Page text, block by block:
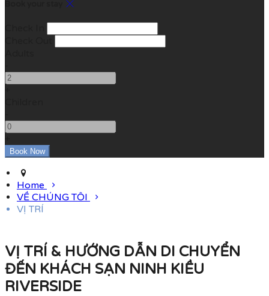
Home
VỀ CHÚNG TÔI
VỊ TRÍ
VỊ TRÍ & HƯỚNG DẪN DI CHUYỂN
ĐẾN KHÁCH SẠN NINH KIỀU
RIVERSIDE